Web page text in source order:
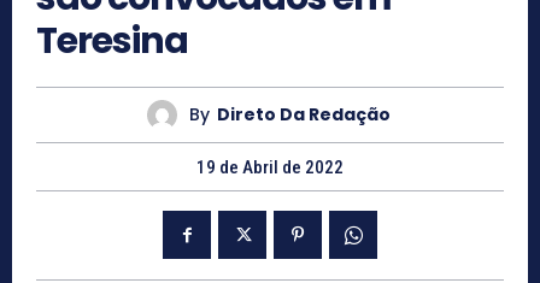
Teresina
By Direto Da Redação
19 de Abril de 2022